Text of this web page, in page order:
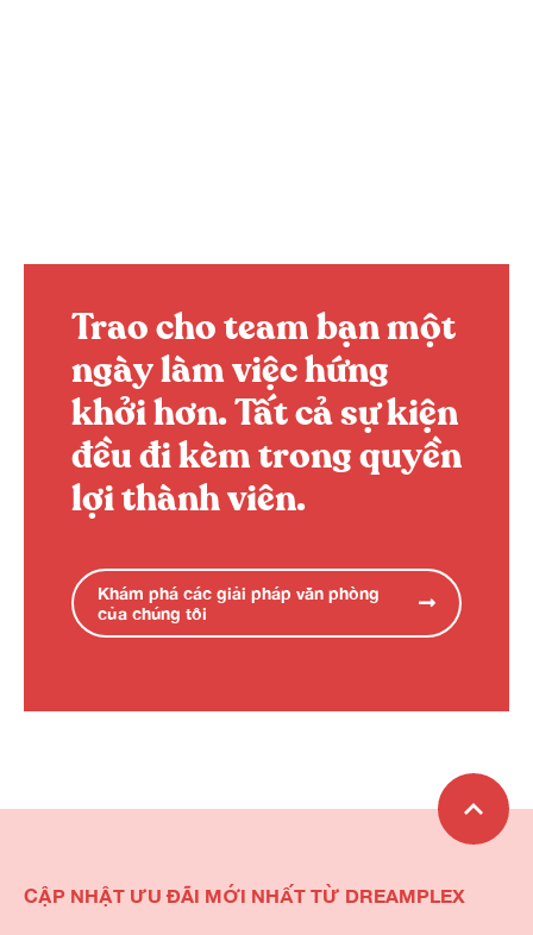
Trao cho team bạn một
ngày làm việc hứng
khởi hơn.Tất cả sự kiện
đều đi kèm trong quyền
lợi thành viên.
Khám phá các giải pháp văn phòng
của chúng tôi
CẬP NHẬT ƯU ĐÃI MỚI NHẤT TỪ DREAMPLEX